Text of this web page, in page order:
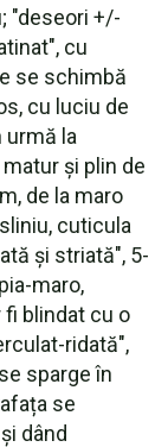
"deseori +/-
cu
se schimbă
cu luciu de
urmă la
și plin de
de la maro
cuticula
și striată", 5-
maro,
fi blindat cu o
ridată",
sparge în
se
dând